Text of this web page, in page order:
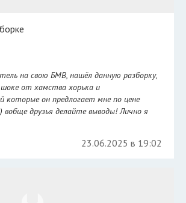
на свою БМВ, нашёл данную разборку,
от хамства хорька и
которые он предлогает мне по цене
вобще друзья делайте выводы! Лично я
23.06.2025 в 19:02